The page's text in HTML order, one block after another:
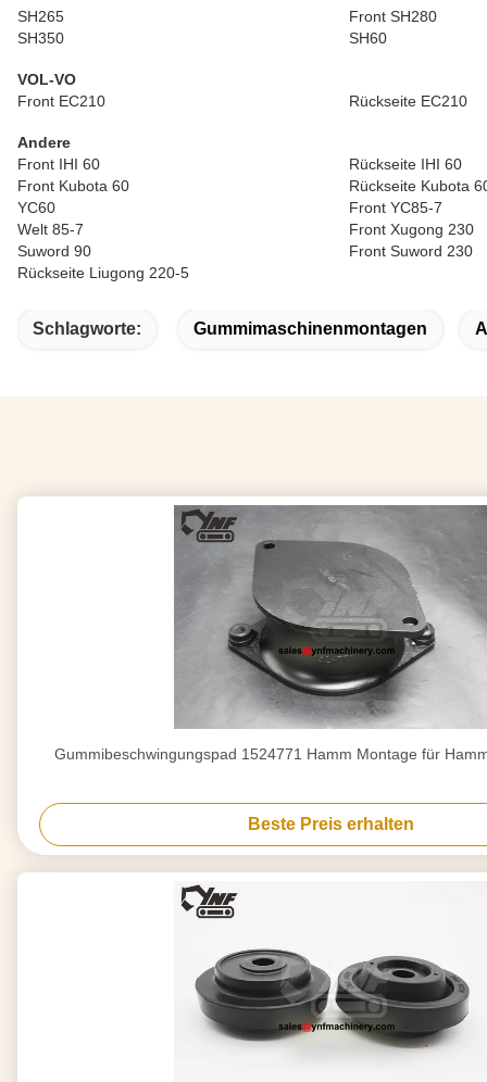
SH265
Front SH280
SH350
SH60
VOL-VO
Front EC210
Rückseite EC210
Andere
Front IHI 60
Rückseite IHI 60
Front Kubota 60
Rückseite Kubota
YC60
Front YC85-7
Welt 85-7
Front Xugong 230
Suword 90
Front Suword 230
Rückseite Liugong 220-5
Schlagworte: Gummimaschinenmontagen
Gummibeschwingungspad 1524771 Hamm Montage für
Beste Preis erhalten